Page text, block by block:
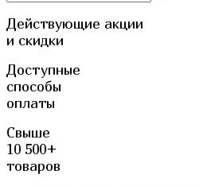
Действующие акции
и скидки
Доступные
способы
оплаты
Свыше
10 500+
товаров